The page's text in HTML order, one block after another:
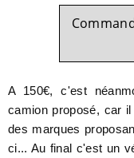
A 150€, c'est
camion proposé, car
des marques
ci... Au final c'est un